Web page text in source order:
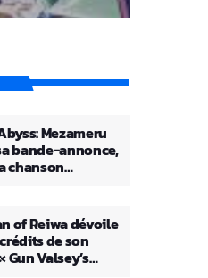
Mezameru
bande-annonce,
chanson
of Reiwa dévoile
de son
Valsey’s